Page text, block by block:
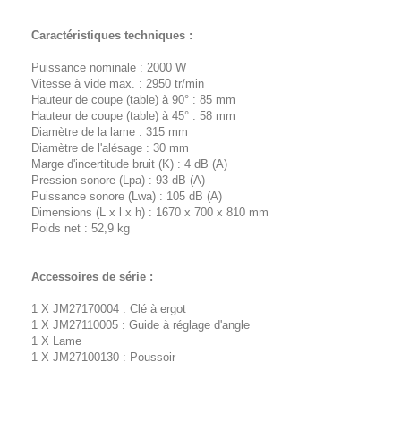
Caractéristiques techniques :
Puissance nominale : 2000 W
Vitesse à vide max. : 2950 tr/min
Hauteur de coupe (table) à 90° : 85 mm
Hauteur de coupe (table) à 45° : 58 mm
Diamètre de la lame : 315 mm
Diamètre de l'alésage : 30 mm
Marge d'incertitude bruit (K) : 4 dB (A)
Pression sonore (Lpa) : 93 dB (A)
Puissance sonore (Lwa) : 105 dB (A)
Dimensions (L x l x h) : 1670 x 700 x 810 mm
Poids net : 52,9 kg
Accessoires de série :
1 X JM27170004 : Clé à ergot
1 X JM27110005 : Guide à réglage d'angle
1 X Lame
1 X JM27100130 : Poussoir